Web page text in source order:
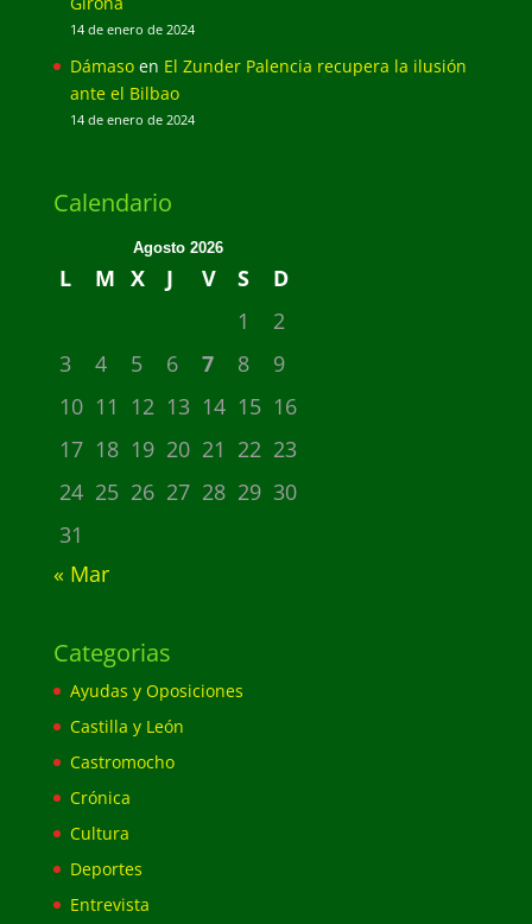
14 de enero de 2024
Dámasoen El Zunder Palencia recupera la ilusión
ante el Bilbao
14 de enero de 2024
Calendario
Agosto 2026
L M X J V S
D
1
2
3
4 5 6 7 8
9
10 11 12 13 14 15 16
17 18 19 20 21 22 23
24 25 26 27 28 29 30
31
« Mar
Categorias
Ayudas y Oposiciones
Castilla y León
Castromocho
Crónica
Cultura
Deportes
Entrevista